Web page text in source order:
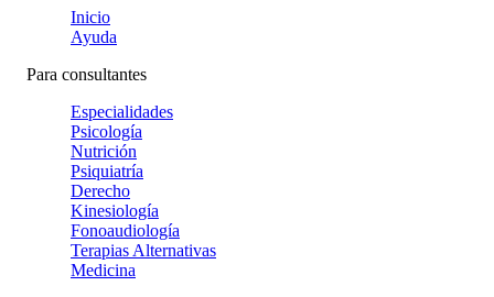
Inicio
Ayuda
Para consultantes
Especialidades
Psicología
Nutrición
Psiquiatría
Derecho
Kinesiología
Fonoaudiología
Terapias Alternativas
Medicina